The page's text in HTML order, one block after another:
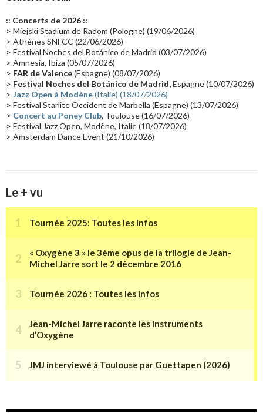
Passages radio Vidéo Jarrecast (16) Synthé 80's
Les concerts en Chine(16) Cinéma
Synthé Roland(15) Belgique(15)
(14) Astronomie (14)
Tournée 2025(14) 2024(14) Chine(13)
:: Concerts de 2026 ::
> Miejski Stadium de Radom (Pologne) (19/06/2026)
> Athènes SNFCC (22/06/2026)
> Festival Noches del Botánico de Madrid (03/07/2026)
> Amnesia, Ibiza (05/07/2026)
> FAR de Valence(Espagne) (08/07/2026)
> Festival Noches del Botánico de Madrid,Espagne (10/07/2026)
> Jazz Open à Modène(Italie) (18/07/2026)
> Festival Starlite Occident de Marbella (Espagne) (13/07/2026)
> Concert au Poney Club, Toulouse (16/07/2026)
> Festival Jazz Open, Modène, Italie (18/07/2026)
> Amsterdam Dance Event (21/10/2026)
Le + vu